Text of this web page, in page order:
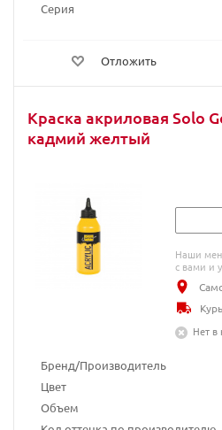
Серия
Отложить
Краска акриловая Solo
кадмий желтый
Бренд/Производитель
Цвет
Объем
Наши
с вами и
Нет в